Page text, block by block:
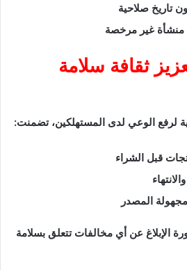
ثقافة سلامة
قبل الشراء
المصدر
الإبلاغ عن أي مخالفات تتعلق بسلامة